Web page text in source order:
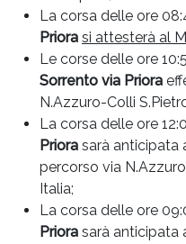
La corsa delle ore
Priora si attesterà al
Le corse delle ore
Sorrento via Priora
N.Azzuro-Colli
La corsa delle ore
Priora sarà anticipata
percorso via
Italia;
La corsa delle ore
Priora sarà anticipata